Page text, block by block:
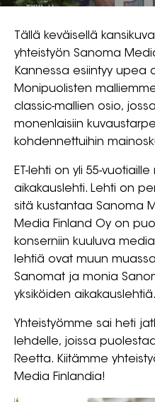
Tällä keväisellä
yhteistyön Sanoma
Kannessa esiintyy upea
Monipuolisten
classic-mallien osio,
monenlaisiin
kohdennettuihin
ET-lehti on yli 55-
aikakauslehti. Lehti on
sitä kustantaa Sanoma
Media Finland Oy on
konserniin kuuluva
lehtiä ovat muun
Sanomat ja monia
yksiköiden aikakauslehtiä.
Yhteistyömme sai heti
lehdelle, joissa
Reetta. Kiitämme
Media Finlandia!